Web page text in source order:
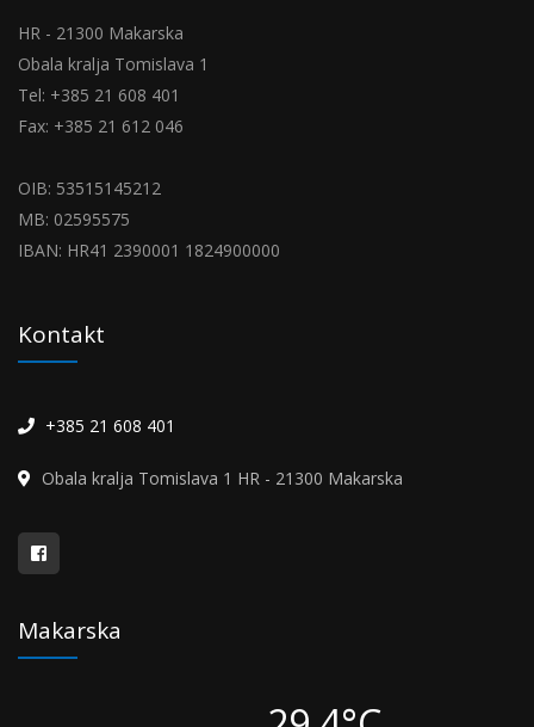
HR - 21300 Makarska
Obala kralja Tomislava 1
Tel: +385 21 608 401
Fax: +385 21 612 046
OIB: 53515145212
MB: 02595575
IBAN: HR41 2390001 1824900000
Kontakt
+385 21 608 401
Obala kralja Tomislava 1 HR - 21300 Makarska
Makarska